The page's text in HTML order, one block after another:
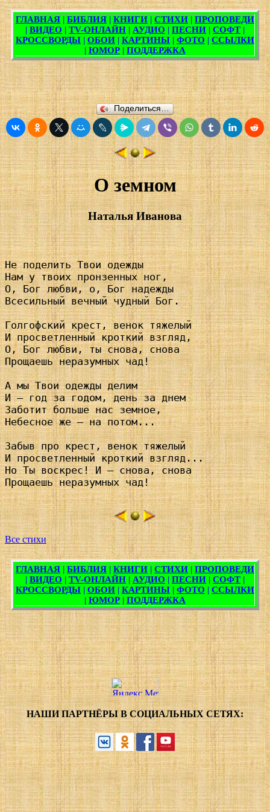
Поделиться…
О земном
Наталья Иванова
Не поделить Твои одежды
Нам у твоих пронзенных ног,
О, Бог любви, о, Бог надежды
Всесильный вечный чудный Бог.
Голгофский крест, венок тяжелый
И просветленный кроткий взгляд,
О, Бог любви, ты снова, снова
Прощаешь неразумных чад!
А мы Твои одежды делим
И – год за годом, день за днем
Заботит больше нас земное,
Небесное же – на потом...
Забыв про крест, венок тяжелый
И просветленный кроткий взгляд...
Но Ты воскрес! И – снова, снова
Прощаешь неразумных чад!
Все стихи